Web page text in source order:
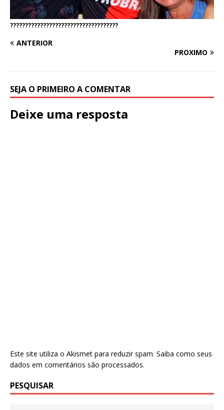
????????????????????????????????????
ANTERIOR
PRÓXIMO
SEJA O PRIMEIRO A COMENTAR
Deixe uma resposta
Este site utiliza o Akismet para reduzir spam. Saiba como seus
dados em comentários são processados.
PESQUISAR